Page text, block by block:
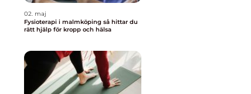
02. maj
Fysioterapi i malmköping så hittar du
rätt hjälp för kropp och hälsa